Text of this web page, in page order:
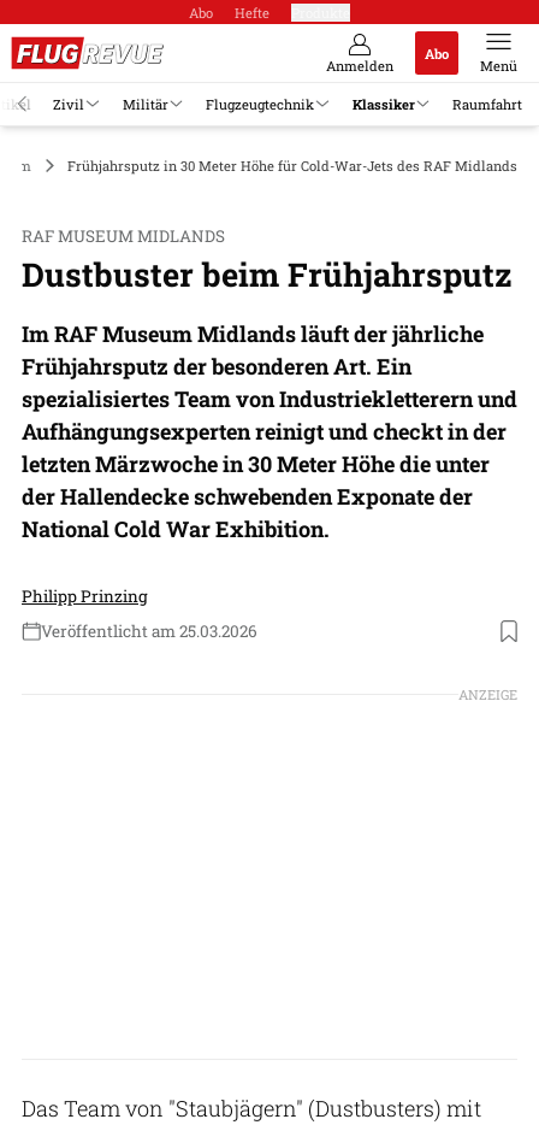
Abo Hefte
Anmelden
Abo
Menü
Zivil Militär Flugzeugtechnik Klassiker Raumfahrt
Frühjahrsputz in 30 Meter Höhe für Cold-War-Jets des RAF Midlands
RAF MUSEUM MIDLANDS
Dustbuster beim Frühjahrsputz
Im RAF Museum Midlands läuft der jährliche
Frühjahrsputz der besonderen Art. Ein
spezialisiertes Team von Industriekletterern und
Aufhängungsexperten reinigt und checkt in der
letzten Märzwoche in 30 Meter Höhe die unter
der Hallendecke schwebenden Exponate der
National Cold War Exhibition.
Philipp Prinzing
Veröffentlicht am 25.03.2026
Foto: Bob Greaves
ANZEIGE
Das Team von "Staubjägern" (Dustbusters) mit